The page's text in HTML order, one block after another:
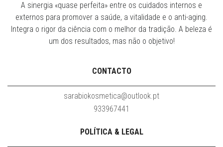
A sinergia «quase perfeita» entre os cuidados internos e
externos para promover a saúde, a vitalidade e o anti-aging.
Integra o rigor da ciência com o melhor da tradição. A beleza é
um dos resultados, mas não o objetivo!
CONTACTO
sarabiokosmetica@outlook.pt
933967441
POLÍTICA & LEGAL